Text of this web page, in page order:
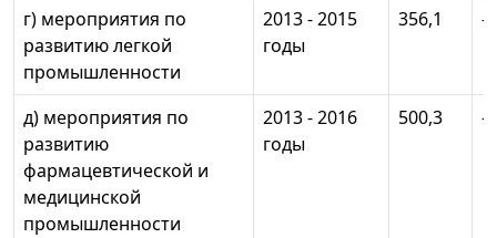
г) мероприятия по
развитию легкой
промышленности
2013 - 2015
годы
356,1 -
д) мероприятия по
развитию
фармацевтической и
медицинской
промышленности
2013 - 2016
годы
500,3 -